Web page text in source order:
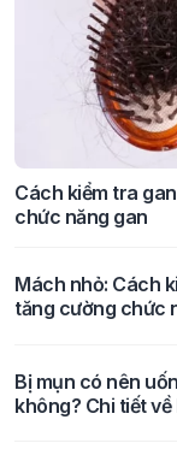
Cách kiểm tra
chức năng gan
Mách nhỏ: Cách
tăng cường chức
Bị mụn có nên
không? Chi tiết về